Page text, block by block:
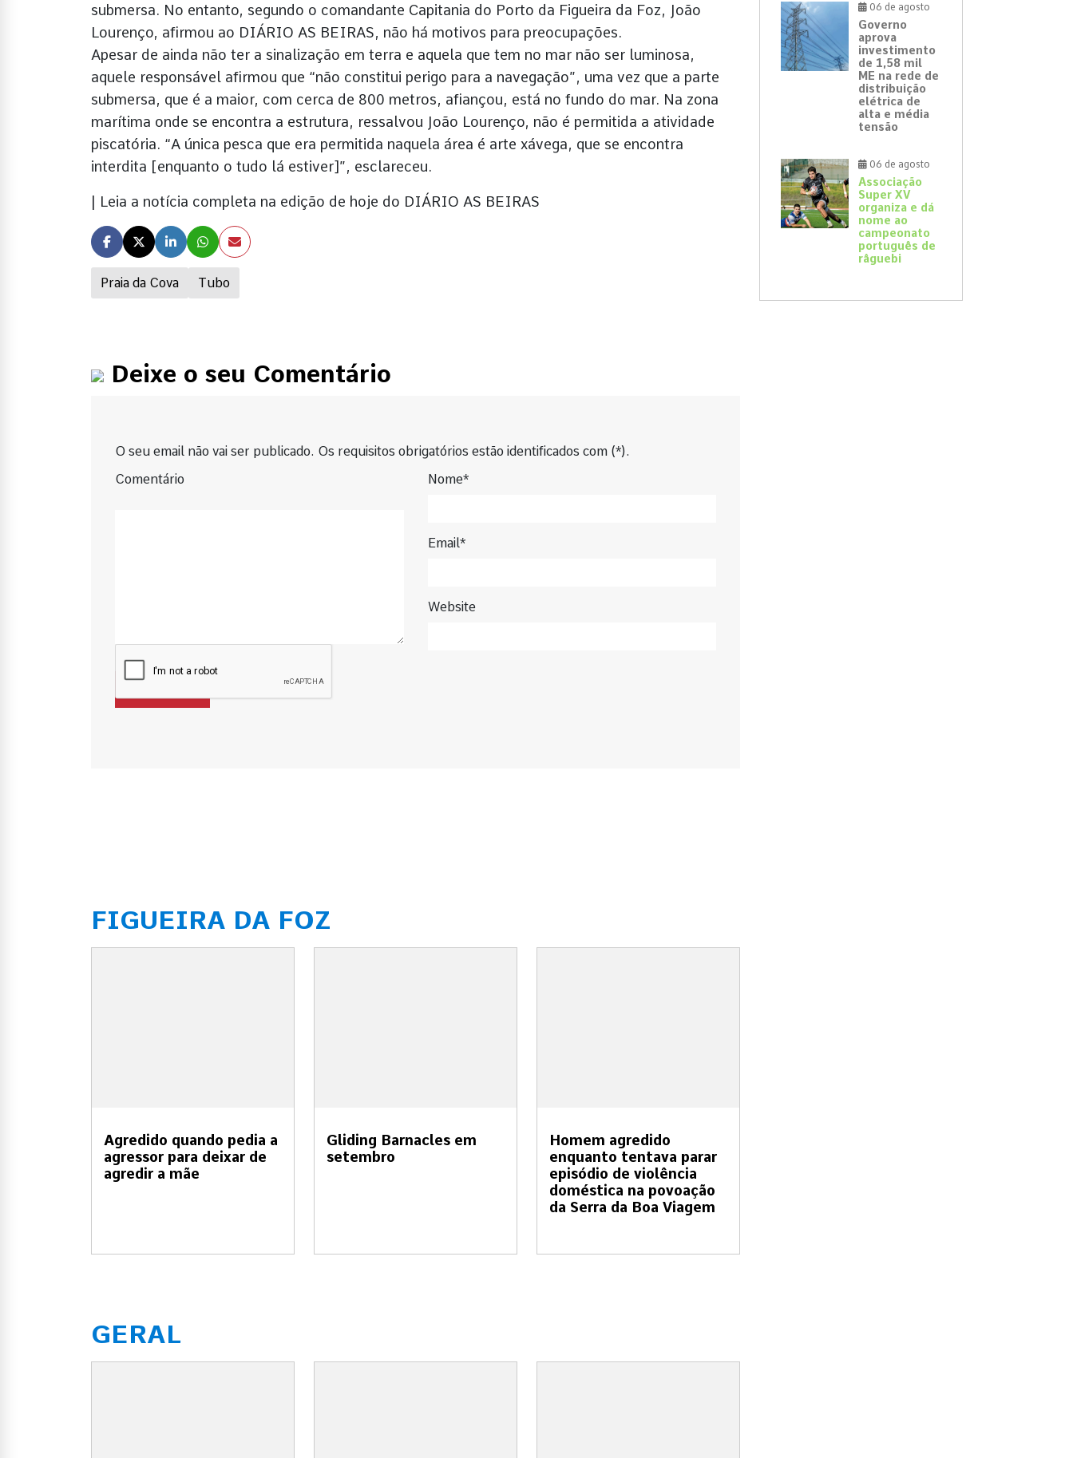
Praia da Cova Tubo
submersa. No entanto, segundo o comandante Capitania do Porto da Figueira da Foz, João
Lourenço, afirmou ao DIÁRIO AS BEIRAS, não há motivos para preocupações.
Apesar de ainda não ter a sinalização em terra e aquela que tem no mar não ser luminosa,
aquele responsável afirmou que “não constitui perigo para a navegação”, uma vez que a parte
submersa, que é a maior, com cerca de 800 metros, afiançou, está no fundo do mar. Na zona
marítima onde se encontra a estrutura, ressalvou João Lourenço, não é permitida a atividade
piscatória. “A única pesca que era permitida naquela área é arte xávega, que se encontra
interdita [enquanto o tudo lá estiver]”, esclareceu.
| Leia a notícia completa na edição de hoje do DIÁRIO AS BEIRAS
Deixe o seu Comentário
O seu email não vai ser publicado. Os requisitos obrigatórios estão identificados com (*).
Comentário
Nome*
Email*
Website
06 de agosto
Governo
aprova
investimento
de 1,58 mil
ME na rede de
distribuição
elétrica de
alta e média
tensão
06 de agosto
Associação
Super XV
organiza e dá
nome ao
campeonato
português de
râguebi
FIGUEIRA DA FOZ
Agredido quando pedia a
agressor para deixar de
agredir a mãe
Gliding Barnacles em
setembro
Homem agredido
enquanto tentava parar
episódio de violência
doméstica na povoação
da Serra da Boa Viagem
GERAL